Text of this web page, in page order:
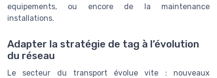
equipements, ou encore de la maintenance
installations.
Adapter la stratégie de tag à l’évolution
du réseau
Le secteur du transport évolue vite : nouveaux